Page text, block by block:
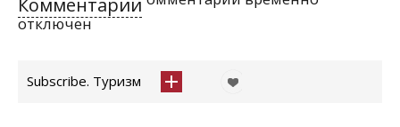
отключен
Subscribe. Туризм